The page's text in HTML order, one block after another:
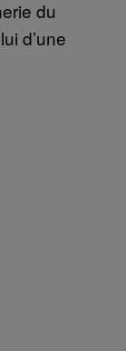
du
d’une